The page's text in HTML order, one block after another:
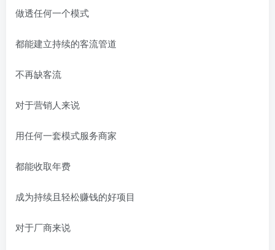
做透任何一个模式
都能建立持续的客流管道
不再缺客流
对于营销人来说
用任何一套模式服务商家
都能收取年费
成为持续且轻松赚钱的好项目
对于厂商来说